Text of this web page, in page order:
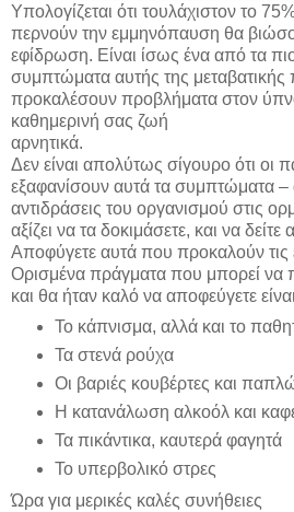
Υπολογίζεται ότι τουλάχιστον το
περνούν την εμμηνόπαυση θα
εφίδρωση. Είναι ίσως ένα από τα
συμπτώματα αυτής της μεταβατικής
προκαλέσουν προβλήματα στον
καθημερινή σας ζωή
αρνητικά.
Δεν είναι απολύτως σίγουρο ότι
εξαφανίσουν αυτά τα συμπτώματα –
αντιδράσεις του οργανισμού στις
αξίζει να τα δοκιμάσετε, και να
Αποφύγετε αυτά που προκαλούν τις
Ορισμένα πράγματα που μπορεί να
και θα ήταν καλό να αποφεύγετε
Το κάπνισμα, αλλά και το
Τα στενά ρούχα
Οι βαριές κουβέρτες και
Η κατανάλωση αλκοόλ και
Τα πικάντικα, καυτερά φαγητά
Το υπερβολικό στρες
Ώρα για μερικές καλές συνήθειες